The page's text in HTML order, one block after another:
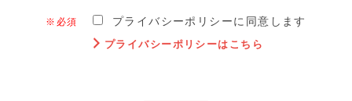
※必須 プライバシーポリシーに同意します
プライバシーポリシーはこちら